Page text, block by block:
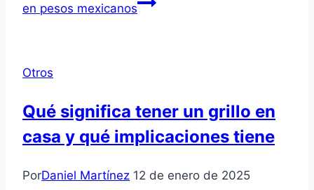
en pesos mexicanos
Otros
Qué significa tener un grillo en
casa y qué implicaciones tiene
PorDaniel Martínez 12 de enero de 2025